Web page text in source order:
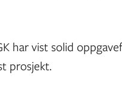
har vist solid
prosjekt.